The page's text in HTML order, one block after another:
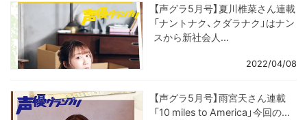
【声グラ5月号】夏川椎菜さん連載
「ナントナク、クダラナク」はナン
スから新社会人...
2022/04/08
【声グラ5月号】雨宮天さん連載
「10 miles to America」今回の...